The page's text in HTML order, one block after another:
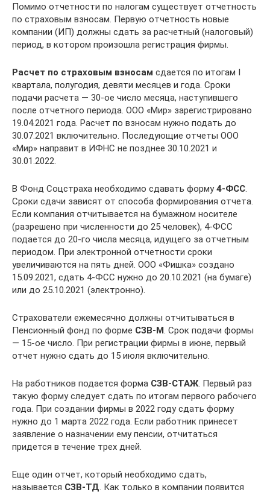
Помимо отчетности по налогам существует отчетность
по страховым взносам. Первую отчетность новые
компании (ИП) должны сдать за расчетный (налоговый)
период, в котором произошла регистрация фирмы.
Расчет по страховым взносам сдается по итогам I
квартала, полугодия, девяти месяцев и года. Сроки
подачи расчета — 30-ое число месяца, наступившего
после отчетного периода. ООО «Мир» зарегистрировано
19.04.2021 года. Расчет по взносам нужно подать до
30.07.2021 включительно. Последующие отчеты ООО
«Мир» направит в ИФНС не позднее 30.10.2021 и
30.01.2022.
В Фонд Соцстраха необходимо сдавать форму4-ФСС.
Сроки сдачи зависят от способа формирования отчета.
Если компания отчитывается на бумажном носителе
(разрешено при численности до 25 человек), 4-ФСС
подается до 20-го числа месяца, идущего за отчетным
периодом. При электронной отчетности сроки
увеличиваются на пять дней. ООО «Фишка» создано
15.09.2021, сдать 4-ФСС нужно до 20.10.2021 (на бумаге)
или до 25.10.2021 (электронно).
Страхователи ежемесячно должны отчитываться в
Пенсионный фонд по форме СЗВ-М. Срок подачи формы
— 15-ое число. При регистрации фирмы в июне, первый
отчет нужно сдать до 15 июля включительно.
На работников подается форма СЗВ-СТАЖ. Первый раз
такую форму следует сдать по итогам первого рабочего
года. При создании фирмы в 2022 году сдать форму
нужно до 1 марта 2022 года. Если работник принесет
заявление о назначении ему пенсии, отчитаться
придется в течение трех дней.
Еще один отчет, который необходимо сдать,
называется СЗВ-ТД. Как только в компании появится